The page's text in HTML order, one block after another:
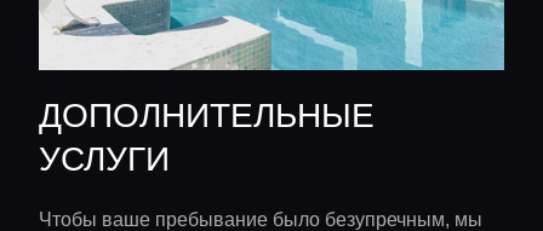
ДОПОЛНИТЕЛЬНЫЕ
УСЛУГИ
Чтобы ваше пребывание было безупречным, мы